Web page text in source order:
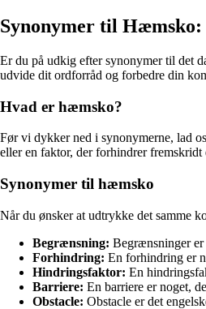
Synonymer til
Er du på udkig efter synonymer til det
udvide dit ordforråd og forbedre din
Hvad er hæmsko?
Før vi dykker ned i synonymerne, lad
eller en faktor, der forhindrer
Synonymer til hæmsko
Når du ønsker at udtrykke det samme
Begrænsning: Begrænsninger er
Forhindring: En forhindring er
Hindringsfaktor: En
Barriere: En barriere er noget,
Obstacle: Obstacle er det